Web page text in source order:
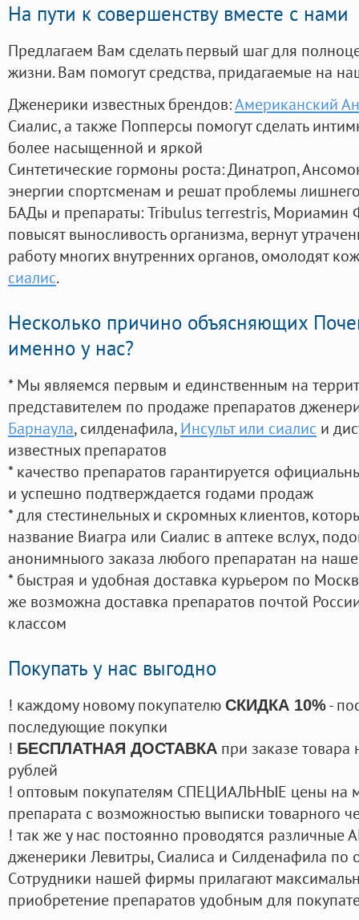
На пути к совершенству вместе с нами
Предлагаем Вам сделать первый шаг для
жизни. Вам помогут средства, придагаемые на
Дженерики известных брендов:Американский
Сиалис, а также Попперсы помогут сделать
более насыщенной и яркой
Синтетические гормоны роста: Динатроп,
энергии спортсменам и решат проблемы
БАДы и препараты:Tribulus terrestris, Мориамин
повысят выносливость организма, вернут
работу многих внутренних органов, омолодят
сиалис.
Несколько причино объясняющих
именно у нас?
* Мы являемся первым и единственным на
представителем по продаже препаратов
Барнаула, силденафила, Инсульт или сиалис и
известных препаратов
* качество препаратов гарантируется
и успешно подтверждается годами продаж
* для стестинельных и скромных клиентов,
название Виагра или Сиалис в аптеке вслух,
анонимныого заказа любого препаратан на
* быстрая и удобная доставка курьером по
же возможна доставка препаратов почтой
классом
Покупать у нас выгодно
! каждому новому покупателю СКИДКА 10%-
последующие покупки
! БЕСПЛАТНАЯ ДОСТАВКА при заказе
рублей
! оптовым покупателям СПЕЦИАЛЬНЫЕ цены на
препарата с возможностью выписки товарного
! так же у нас постоянно проводятся
дженерики Левитры, Сиалиса и Силденафила по
Cотрудники нашей фирмы прилагают
приобретение препаратов удобным для